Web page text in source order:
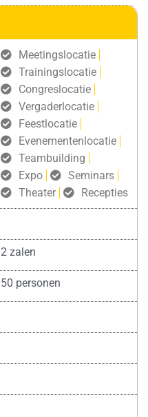
Meetingslocatie
Trainingslocatie
Congreslocatie
Vergaderlocatie
Feestlocatie
Evenementenlocatie
Teambuilding
Expo
Seminars
Theater
Recepties
2 zalen
50 personen